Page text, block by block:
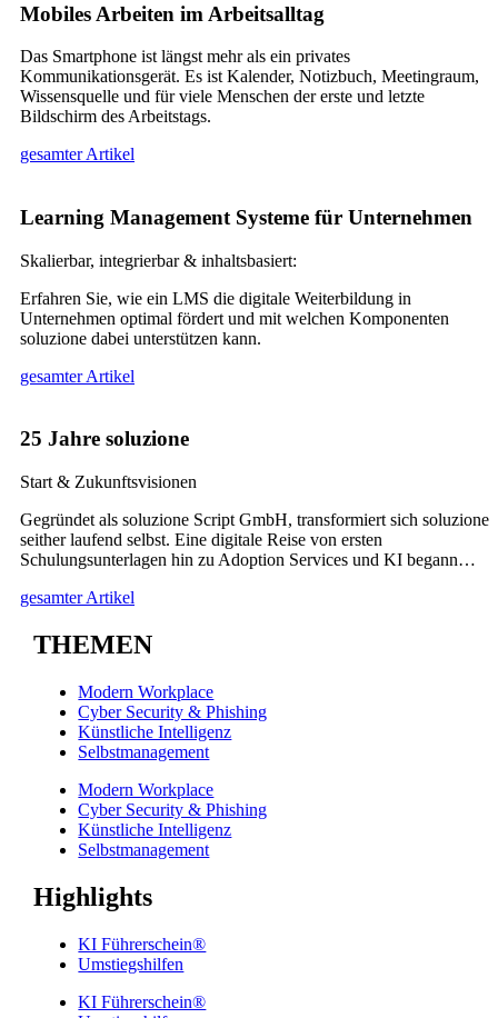
Mobiles Arbeiten im Arbeitsalltag
Das Smartphone ist längst mehr als ein privates
Kommunikationsgerät. Es ist Kalender, Notizbuch, Meetingraum,
Wissensquelle und für viele Menschen der erste und letzte
Bildschirm des Arbeitstags.
gesamter Artikel
Learning Management Systeme für Unternehmen
Skalierbar, integrierbar & inhaltsbasiert:
Erfahren Sie, wie ein LMS die digitale Weiterbildung in
Unternehmen optimal fördert und mit welchen Komponenten
soluzione dabei unterstützen kann.
gesamter Artikel
25 Jahre soluzione
Start & Zukunftsvisionen
Gegründet als soluzione Script GmbH, transformiert sich soluzione
seither laufend selbst. Eine digitale Reise von ersten
Schulungsunterlagen hin zu Adoption Services und KI begann…
gesamter Artikel
THEMEN
Modern Workplace
Cyber Security & Phishing
Künstliche Intelligenz
Selbstmanagement
Modern Workplace
Cyber Security & Phishing
Künstliche Intelligenz
Selbstmanagement
Highlights
KI Führerschein®
Umstiegshilfen
KI Führerschein®